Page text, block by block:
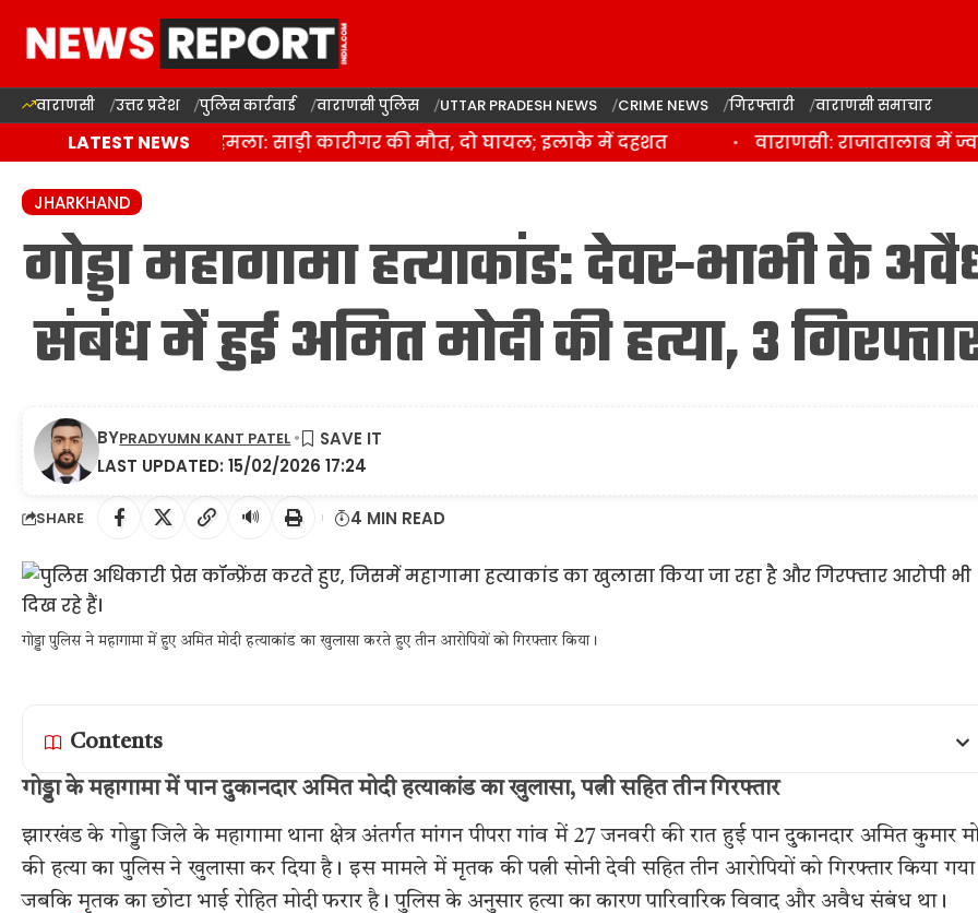
वाराणसी उत्तर प्रदेश पुलिस कार्रवाई वाराणसी पुलिस UTTAR PRADESH NEWS CRIME NEWS गिरफ्तारी वाराणसी समाचार
LATEST NEWS
वाराणसी में जानलेवा हमला: साड़ी कारीगर की मौत, दो घायल; इलाके में दहशत वाराणसी: राजातालाब में
JHARKHAND
गोड्डा महागामा हत्याकांड: देवर-भाभी के
संबंध में हुई अमित मोदी की हत्या, 3
LAST UPDATED: 15/02/2026 17:24
BYPRADYUMN KANT PATEL
SHARE 🔊 4 MIN READ
गोड्डा पुलिस ने महागामा में हुए अमित मोदी हत्याकांड का खुलासा करते हुए तीन आरोपियों को गिरफ्तार किया।
Contents
गोड्डा के महागामा में पान दुकानदार अमित मोदी हत्याकांड का खुलासा, पत्नी सहित तीन गिरफ्तार
झारखंड के गोड्डा जिले के महागामा थाना क्षेत्र अंतर्गत मांगन पीपरा गांव में 27 जनवरी की रात हुई पान दुकानदार अमित कुमार
की हत्या का पुलिस ने खुलासा कर दिया है। इस मामले में मृतक की पत्नी सोनी देवी सहित तीन आरोपियों को गिरफ्तार किया
जबकि मृतक का छोटा भाई रोहित मोदी फरार है। पुलिस के अनुसार हत्या का कारण पारिवारिक विवाद और अवैध संबंध था।